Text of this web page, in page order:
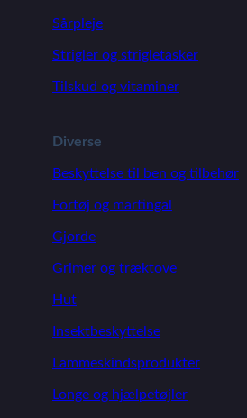
Sårpleje
Strigler og strigletasker
Tilskud og vitaminer
Diverse
Beskyttelse til ben og tilbehør
Fortøj og martingal
Gjorde
Grimer og træktove
Hut
Insektbeskyttelse
Lammeskindsprodukter
Longe og hjælpetøjler